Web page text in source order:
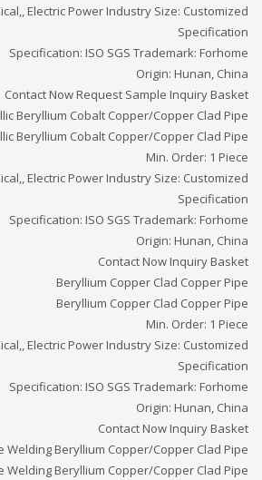
Electric Power Industry Size: Customized
Specification
Specification: ISO SGS Trademark: Forhome
Origin: Hunan, China
Contact Now Request Sample Inquiry Basket
Beryllium Cobalt Copper/Copper Clad Pipe
Beryllium Cobalt Copper/Copper Clad Pipe
Min. Order: 1 Piece
Electric Power Industry Size: Customized
Specification
Specification: ISO SGS Trademark: Forhome
Origin: Hunan, China
Contact Now Inquiry Basket
Beryllium Copper Clad Copper Pipe
Beryllium Copper Clad Copper Pipe
Min. Order: 1 Piece
Electric Power Industry Size: Customized
Specification
Specification: ISO SGS Trademark: Forhome
Origin: Hunan, China
Contact Now Inquiry Basket
Welding Beryllium Copper/Copper Clad Pipe
Welding Beryllium Copper/Copper Clad Pipe